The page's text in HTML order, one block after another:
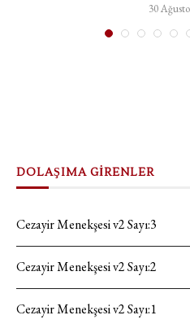
30
DOLAŞIMA GİRENLER
Cezayir Menekşesi v2 Sayı:3
Cezayir Menekşesi v2 Sayı:2
Cezayir Menekşesi v2 Sayı:1